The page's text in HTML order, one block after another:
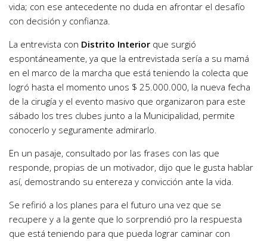
vida; con ese antecedente no duda en afrontar el desafío
con decisión y confianza.
La entrevista con Distrito Interior que surgió
espontáneamente, ya que la entrevistada sería a su mamá
en el marco de la marcha que está teniendo la colecta que
logró hasta el momento unos $ 25.000.000, la nueva fecha
de la cirugía y el evento masivo que organizaron para este
sábado los tres clubes junto a la Municipalidad, permite
conocerlo y seguramente admirarlo.
En un pasaje, consultado por las frases con las que
responde, propias de un motivador, dijo que le gusta hablar
así, demostrando su entereza y convicción ante la vida.
Se refirió a los planes para el futuro una vez que se
recupere y a la gente que lo sorprendió pro la respuesta
que está teniendo para que pueda lograr caminar con